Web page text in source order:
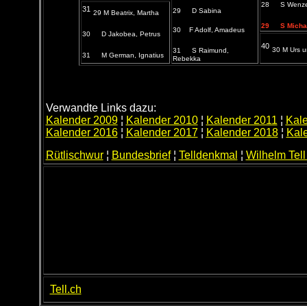
28 S
29 S
29 D Sabina
30 F Adolf, Amadeus
31
S Raimund,
Rebekka
31 29 M Beatrix, Martha
30 D Jakobea, Petrus
31 M German, Ignatius
40 30 M Urs
Verwandte Links dazu:
Kalender 2009¦ Kalender 2010¦ Kalender 2011 ¦
Kalender 2016¦ Kalender 2017¦ Kalender 2018¦
Rütlischwur¦ Bundesbrief¦ Telldenkmal ¦ Wilhelm
Tell.ch